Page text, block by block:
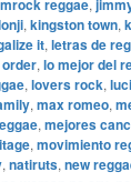
reggae,
, kingston town,
it, letras de
, lo mejor del
, lovers rock,
, max romeo,
, mejores
, movimiento
, natiruts, new